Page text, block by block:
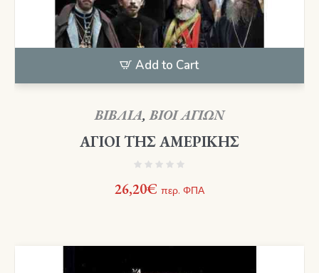
Add to Cart
ΒΙΒΛΙΑ,ΒΙΟΙ ΑΓΙΩΝ
ΑΓΙΟΙ ΤΗΣ ΑΜΕΡΙΚΗΣ
26,20€ περ. ΦΠΑ